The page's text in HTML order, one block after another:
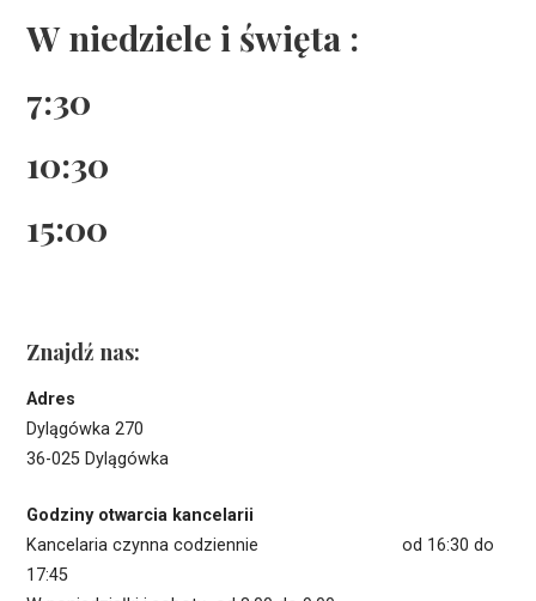
W niedziele i święta :
7:30
10:30
15:00
Znajdź nas:
Adres
Dylągówka 270
36-025 Dylągówka
Godziny otwarcia kancelarii
Kancelaria czynna codziennie od 16:30 do
17:45